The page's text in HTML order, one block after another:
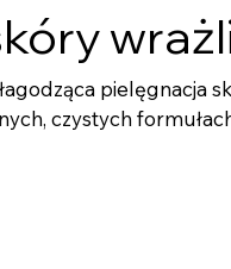
pielęgnacja
czystych
bez